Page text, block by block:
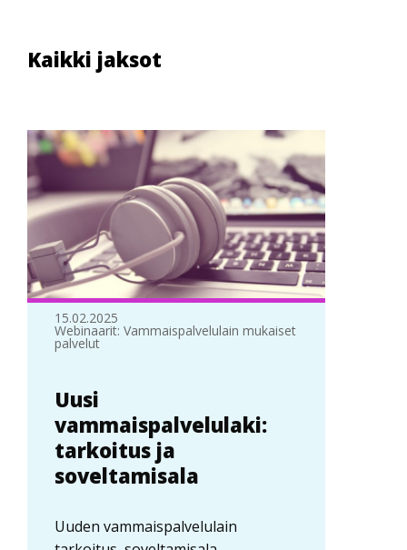
Kaikki jaksot
15.02.2025
Webinaarit: Vammaispalvelulain mukaiset
palvelut
Uusi
vammaispalvelulaki:
tarkoitus ja
soveltamisala
Uuden vammaispalvelulain